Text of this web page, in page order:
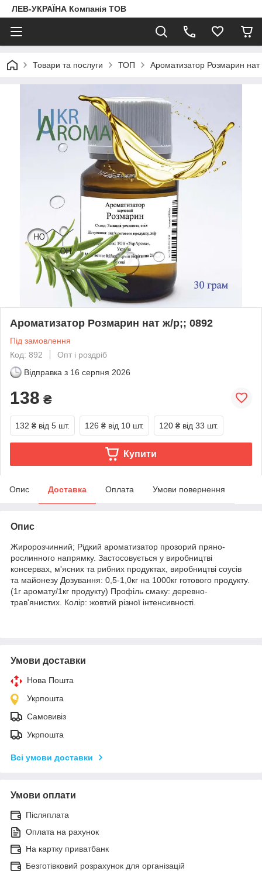
ЛЕВ-УКРАЇНА Компанія ТОВ
Товари та послуги ТОП Ароматизатор Розмарин
Ароматизатор Розмарин нат ж/р;; 0892
Під замовлення
Код: 892
Опт і роздріб
Відправка з 16 серпня 2026
138 ₴
132 ₴ від 5 шт. 126 ₴ від 10 шт. 120 ₴ від 33 шт.
Купити
Опис Доставка Оплата Умови повернення
Опис
Жиророзчинний; Рідкий ароматизатор прозорий пряно-
рослинного напрямку. Застосовується у виробництві
консервах, м'ясних та рибних продуктах, виробництві соусів
та майонезу Дозування: 0,5-1,0кг на 1000кг готового продукту.
(1г аромату/1кг продукту) Профіль смаку: деревно-
трав'янистих. Колір: жовтий різної інтенсивності.
Умови доставки
Нова Пошта
Укрпошта
Самовивіз
Укрпошта
Всі умови доставки
Умови оплати
Післяплата
Оплата на рахунок
На картку приватбанк
Безготівковий розрахунок для організацій